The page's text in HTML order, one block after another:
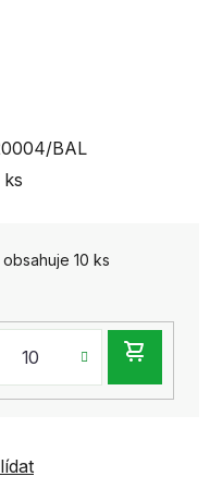
| obsahuje 10 ks
BAL
ks